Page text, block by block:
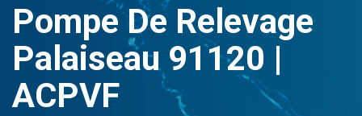
Pompe De Relevage
Palaiseau 91120 |
ACPVF